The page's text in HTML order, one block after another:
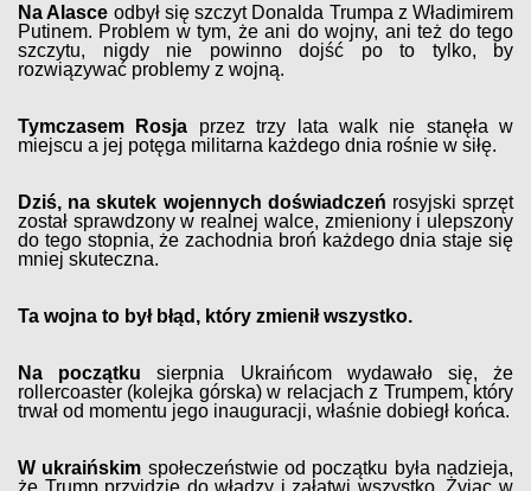
Na Alasce odbył się szczyt Donalda Trumpa z Władimirem
Putinem. Problem w tym, że ani do wojny, ani też do tego
szczytu, nigdy nie powinno dojść po to tylko, by
rozwiązywać problemy z wojną.
Tymczasem Rosja przez trzy lata walk nie stanęła w
miejscu a jej potęga militarna każdego dnia rośnie w siłę.
Dziś, na skutek wojennych doświadczeń rosyjski sprzęt
został sprawdzony w realnej walce, zmieniony i ulepszony
do tego stopnia, że zachodnia broń każdego dnia staje się
mniej skuteczna.
Ta wojna to był błąd, który zmienił wszystko.
Na początkusierpnia Ukraińcom wydawało się, że
rollercoaster (kolejka górska) w relacjach z Trumpem, który
trwał od momentu jego inauguracji, właśnie dobiegł końca.
W ukraińskim społeczeństwie od początku była nadzieja,
że Trump przyjdzie do władzy i załatwi wszystko. Żyjąc w